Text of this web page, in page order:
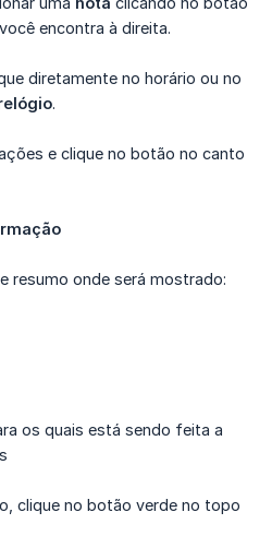
encontra à direita.
diretamente no horário ou no
.
e clique no botão no canto
resumo onde será mostrado:
os quais está sendo feita a
clique no botão verde no topo